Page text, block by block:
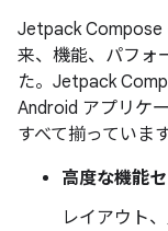
Jetpack Compose
来、機能、パフォ
た。Jetpack
Android アプリケ
すべて揃っています
高度な機能
レイアウト